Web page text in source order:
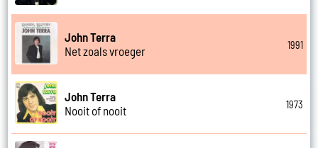
John Terra
Net zoals vroeger
1991
John Terra
Nooit of nooit
1973